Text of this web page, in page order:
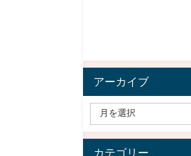
アーカイブ
カテゴリー